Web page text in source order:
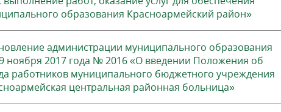
образования Красноармейский район»
администрации муниципального образования
ноября 2017 года № 2016 «О введении Положения об
работников муниципального бюджетного учреждения
центральная районная больница»